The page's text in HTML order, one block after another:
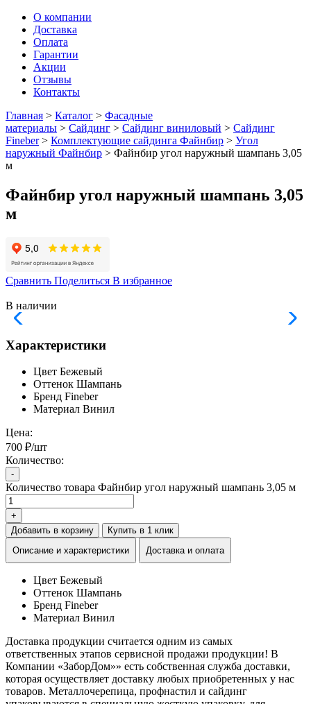
О компании
Доставка
Оплата
Гарантии
Акции
Отзывы
Контакты
Главная > Каталог > Фасадные
материалы > Сайдинг > Сайдинг виниловый > Сайдинг
Fineber> Комплектующие сайдинга Файнбир > Угол
наружный Файнбир > Файнбир угол наружный шампань 3,05
м
Файнбир угол наружный шампань 3,05
м
Сравнить Поделиться В избранное
В наличии
Характеристики
Цвет Бежевый
Оттенок Шампань
Бренд Fineber
Материал Винил
Цена:
700 ₽/шт
Количество:
-
Количество товара Файнбир угол наружный шампань 3,05 м
+
Добавить в корзину
Купить в 1 клик
Описание и характеристики
Доставка и оплата
Цвет Бежевый
Оттенок Шампань
Бренд Fineber
Материал Винил
Доставка продукции считается одним из самых
ответственных этапов сервисной продажи продукции! В
Компании «ЗаборДом»» есть собственная служба доставки,
которая осуществляет доставку любых приобретенных у нас
товаров. Металлочерепица, профнастил и сайдинг